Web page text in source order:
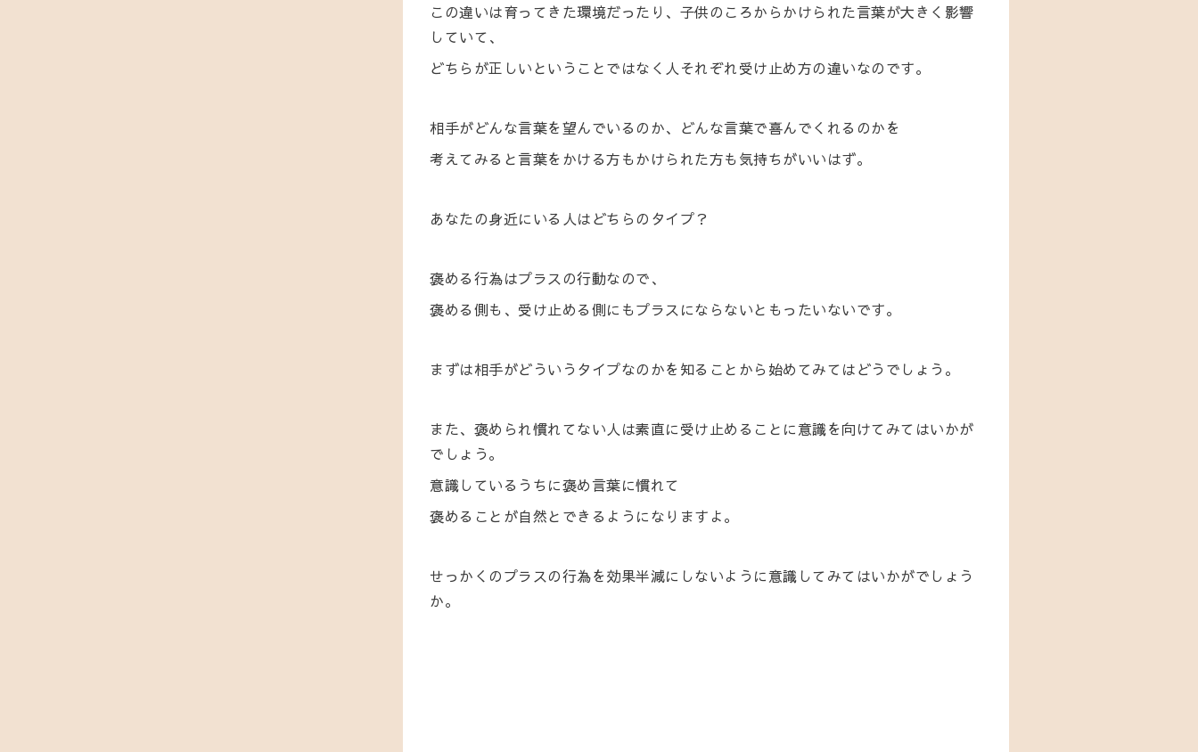
この違いは育ってきた環境だったり、子供のころからかけられた言葉が大きく影響
していて、
どちらが正しいということではなく人それぞれ受け止め方の違いなのです。
相手がどんな言葉を望んでいるのか、どんな言葉で喜んでくれるのかを
考えてみると言葉をかける方もかけられた方も気持ちがいいはず。
あなたの身近にいる人はどちらのタイプ？
褒める行為はプラスの行動なので、
褒める側も、受け止める側にもプラスにならないともったいないです。
まずは相手がどういうタイプなのかを知ることから始めてみてはどうでしょう。
また、褒められ慣れてない人は素直に受け止めることに意識を向けてみてはいかが
でしょう。
意識しているうちに褒め言葉に慣れて
褒めることが自然とできるようになりますよ。
せっかくのプラスの行為を効果半減にしないように意識してみてはいかがでしょう
か。